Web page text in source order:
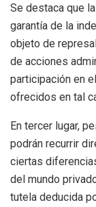
Se destaca que
garantía de la
objeto de
de acciones
participación en
ofrecidos en tal
En tercer lugar,
podrán recurrir
ciertas
del mundo
tutela deducida